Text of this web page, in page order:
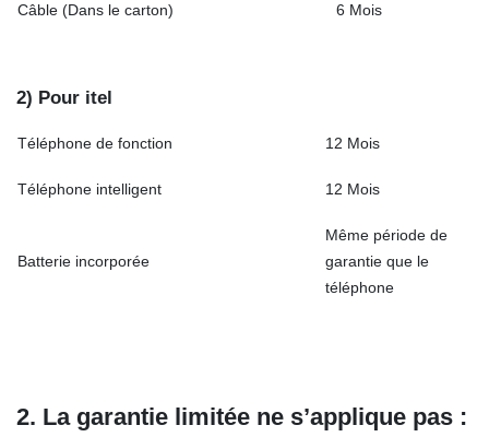
Câble (Dans le carton) 6 Mois
2) Pour itel
Téléphone de fonction 12 Mois
Téléphone intelligent 12 Mois
Batterie incorporée
Même période de
garantie que le
téléphone
2. La garantie limitée ne s’applique pas :